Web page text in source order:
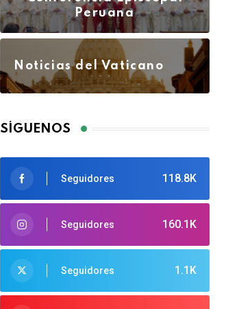
Peruana
Noticias del Vaticano
SÍGUENOS
118.8K
Seguidores
160.1K
Seguidores
1.1K
Seguidores